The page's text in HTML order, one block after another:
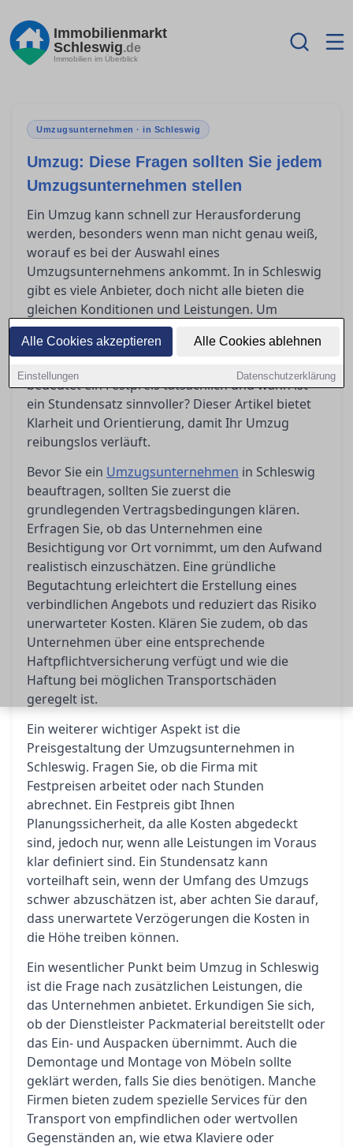
Alle Cookies akzeptieren Alle Cookies ablehnen
Einstellungen Datenschutzerklärung
Immobilienmarkt
Schleswig.de
Immobilien im Überblick
Umzugsunternehmen · in Schleswig
Umzug: Diese Fragen sollten Sie jedem
Umzugsunternehmen stellen
Ein Umzug kann schnell zur Herausforderung
werden, besonders wenn man nicht genau weiß,
worauf es bei der Auswahl eines
Umzugsunternehmens ankommt. In in Schleswig
gibt es viele Anbieter, doch nicht alle bieten die
gleichen Konditionen und Leistungen. Um
unliebsame Überraschungen zu vermeiden, ist es
entscheidend, die richtigen Fragen zu stellen. Wie
bedeutet ein Festpreis tatsächlich und wann ist
ein Stundensatz sinnvoller? Dieser Artikel bietet
Klarheit und Orientierung, damit Ihr Umzug
reibungslos verläuft.
Bevor Sie ein Umzugsunternehmen in Schleswig
beauftragen, sollten Sie zuerst die
grundlegenden Vertragsbedingungen klären.
Erfragen Sie, ob das Unternehmen eine
Besichtigung vor Ort vornimmt, um den Aufwand
realistisch einzuschätzen. Eine gründliche
Begutachtung erleichtert die Erstellung eines
verbindlichen Angebots und reduziert das Risiko
unerwarteter Kosten. Klären Sie zudem, ob das
Unternehmen über eine entsprechende
Haftpflichtversicherung verfügt und wie die
Haftung bei möglichen Transportschäden
geregelt ist.
Ein weiterer wichtiger Aspekt ist die
Preisgestaltung der Umzugsunternehmen in
Schleswig. Fragen Sie, ob die Firma mit
Festpreisen arbeitet oder nach Stunden
abrechnet. Ein Festpreis gibt Ihnen
Planungssicherheit, da alle Kosten abgedeckt
sind, jedoch nur, wenn alle Leistungen im Voraus
klar definiert sind. Ein Stundensatz kann
vorteilhaft sein, wenn der Umfang des Umzugs
schwer abzuschätzen ist, aber achten Sie darauf,
dass unerwartete Verzögerungen die Kosten in
die Höhe treiben können.
Ein wesentlicher Punkt beim Umzug in Schleswig
ist die Frage nach zusätzlichen Leistungen, die
das Unternehmen anbietet. Erkundigen Sie sich,
ob der Dienstleister Packmaterial bereitstellt oder
das Ein- und Auspacken übernimmt. Auch die
Demontage und Montage von Möbeln sollte
geklärt werden, falls Sie dies benötigen. Manche
Firmen bieten zudem spezielle Services für den
Transport von empfindlichen oder wertvollen
Gegenständen an, wie etwa Klaviere oder